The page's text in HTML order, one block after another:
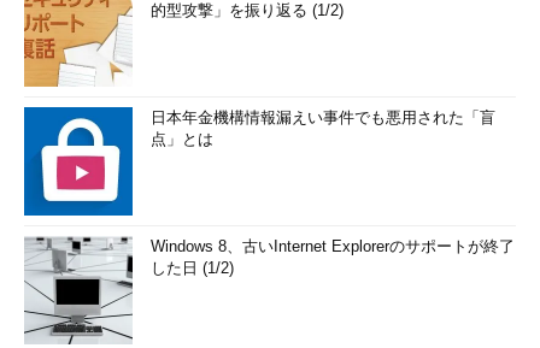
的型攻撃」を振り返る (1/2)
日本年金機構情報漏えい事件でも悪用された「盲
点」とは
Windows 8、古いInternet Explorerのサポートが終了
した日 (1/2)